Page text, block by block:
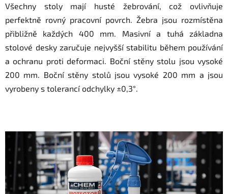
Všechny stoly mají husté žebrování, což ovlivňuje
perfektně rovný pracovní povrch. Žebra jsou rozmístěna
přibližně každých 400 mm. Masivní a tuhá základna
stolové desky zaručuje nejvyšší stabilitu během používání
a ochranu proti deformaci. Boční stěny stolu jsou vysoké
200 mm. Boční stěny stolů jsou vysoké 200 mm a jsou
vyrobeny s tolerancí odchylky ±0,3°.